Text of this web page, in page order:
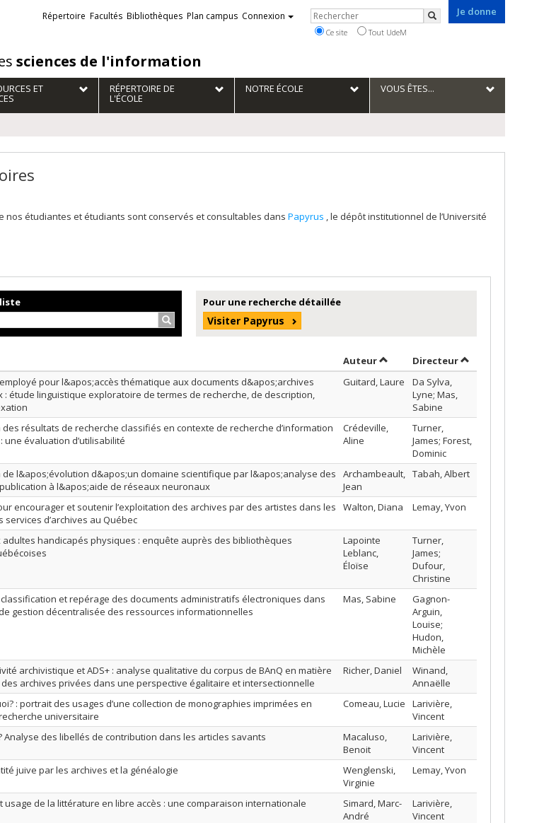
sciences de l'information
Je donne
Liens
externes
Répertoire Facultés Bibliothèques Plan campus Connexion Rechercher
Rechercher
Ce site Tout UdeM
ET RÉPERTOIRE DE
L'ÉCOLE
NOTRE ÉCOLE VOUS ÊTES...
nos étudiantes et étudiants sont conservés et consultables dans Papyrus , le dépôt institutionnel de l’Université
Rechercher…
Pour une recherche détaillée
Visiter Papyrus
ordre décroissant AuteurTrier par auteur en ordre
Directeurpar contributeur
pour l&apos;accès thématique aux documents d&apos;archives
: étude linguistique exploratoire de termes de recherche, de description,
Guitard, Laure
Da Sylva,
Lyne; Mas,
Sabine
résultats de recherche classifiés en contexte de recherche d’information
une évaluation d’utilisabilité
Crédeville,
Aline
Turner,
James; Forest,
Dominic
de l&apos;évolution d&apos;un domaine scientifique par l&apos;analyse des
à l&apos;aide de réseaux neuronaux
Archambeault,
Jean
Tabah, Albert
encourager et soutenir l’exploitation des archives par des artistes dans les
services d’archives au Québec
Walton, Diana Lemay, Yvon
adultes handicapés physiques : enquête auprès des bibliothèques
Lapointe
Leblanc,
Éloïse
Turner,
James;
Dufour,
Christine
et repérage des documents administratifs électroniques dans
gestion décentralisée des ressources informationnelles
Mas, Sabine
Gagnon-
Arguin,
Louise;
Hudon,
Michèle
archivistique et ADS+ : analyse qualitative du corpus de BAnQ en matière
des archives privées dans une perspective égalitaire et intersectionnelle
Richer, Daniel
Winand,
Annaëlle
: portrait des usages d’une collection de monographies imprimées en
universitaire
Comeau, Lucie
Larivière,
Vincent
Analyse des libellés de contribution dans les articles savants
Macaluso,
Benoit
Larivière,
Vincent
juive par les archives et la généalogie
Wenglenski,
Virginie
Lemay, Yvon
usage de la littérature en libre accès : une comparaison internationale
Simard, Marc-
André
Larivière,
Vincent